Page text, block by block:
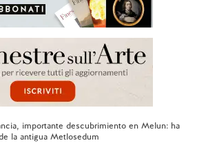
importante descubrimiento en Melun: ha
la antigua Metlosedum